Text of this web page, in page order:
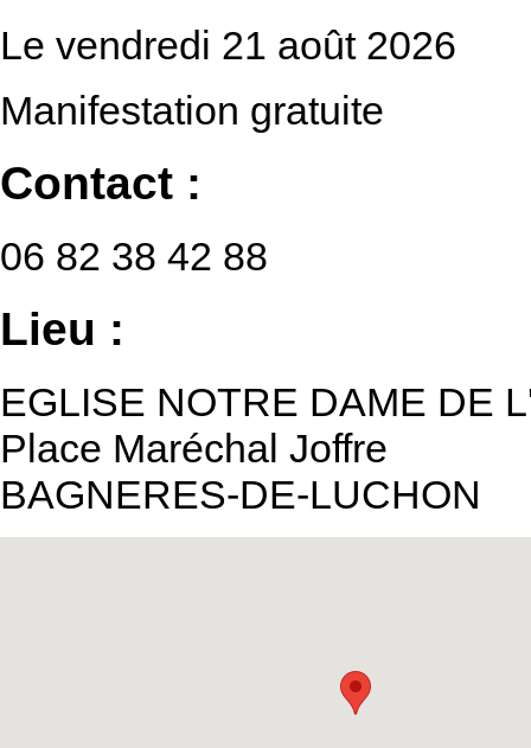
Le vendredi 21 août 2026
Manifestation gratuite
Contact :
06 82 38 42 88
Lieu :
EGLISE NOTRE DAME DE
Place Maréchal Joffre
BAGNERES-DE-LUCHON